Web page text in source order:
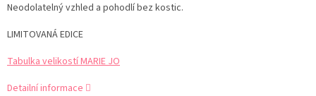
Neodolatelný vzhled a pohodlí bez kostic.
LIMITOVANÁ EDICE
Tabulka velikostí MARIE JO
Detailní informace